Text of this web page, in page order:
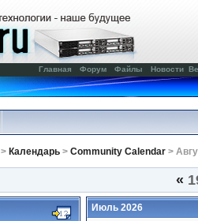
Главная Форум Файлы Новости
> Календарь > Community Calendar >
«
Июль 2026